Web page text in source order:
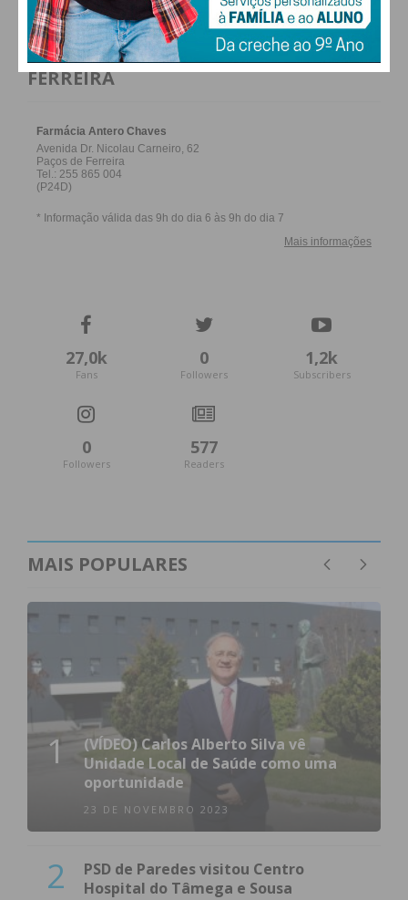
FARMACIAS DE SERVIÇO EM PAÇOS DE
FERREIRA
27,0k
Fans
0
Followers
1,2k
Subscribers
0
Followers
577
Readers
MAIS POPULARES
1
(VÍDEO) Carlos Alberto Silva vê
Unidade Local de Saúde como uma
oportunidade
23 DE NOVEMBRO 2023
2
PSD de Paredes visitou Centro
Hospital do Tâmega e Sousa